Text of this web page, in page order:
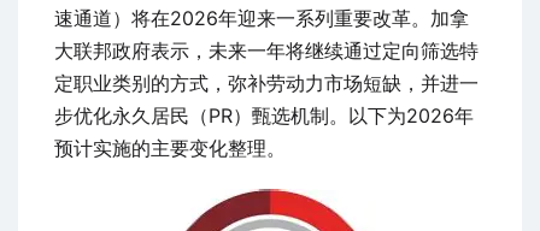
速通道）将在2026年迎来一系列重要改革。加拿
大联邦政府表示，未来一年将继续通过定向筛选特
定职业类别的方式，弥补劳动力市场短缺，并进一
步优化永久居民（PR）甄选机制。以下为2026年
预计实施的主要变化整理。